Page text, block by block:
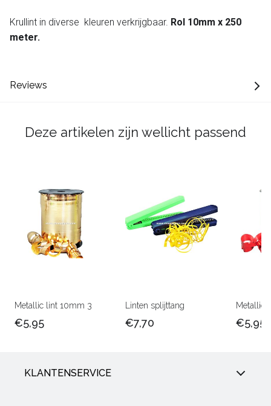
Krullint in diverse kleuren verkrijgbaar. Rol 10mm x 250
meter.
Reviews
Deze artikelen zijn wellicht passend
Metallic lint 10mm 3
€5,95
Linten splijttang
€7,70
Metallic
€5,95
KLANTENSERVICE